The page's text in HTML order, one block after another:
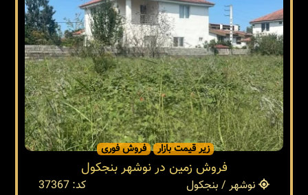
زیر قیمت بازار فروش فوری
فروش زمین در نوشهر بنجکول
نوشهر / بنجکول
کد: 37367